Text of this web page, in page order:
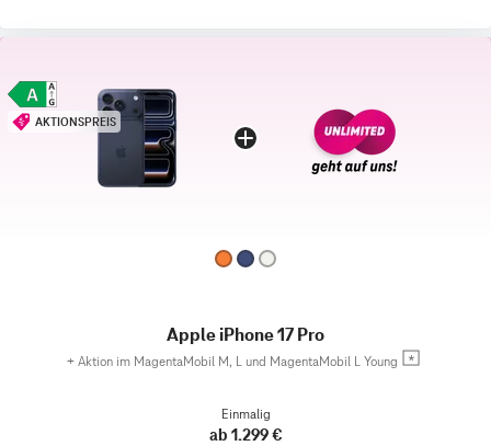
AKTIONSPREIS
Apple iPhone 17 Pro
+ Aktion im MagentaMobil M, L und MagentaMobil L Young
Einmalig
ab 1.299 €